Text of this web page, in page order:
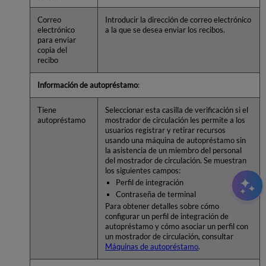
Correo
electrónico
para enviar
copia del
recibo
Introducir la dirección de correo electrónico
a la que se desea enviar los recibos.
Información de autopréstamo:
Tiene
autopréstamo
Seleccionar esta casilla de verificación si el
mostrador de circulación les permite a los
usuarios registrar y retirar recursos
usando una máquina de autopréstamo sin
la asistencia de un miembro del personal
del mostrador de circulación. Se muestran
los siguientes campos:
Perfil de integración
Contraseña de terminal
Para obtener detalles sobre cómo
configurar un perfil de integración de
autopréstamo y cómo asociar un perfil con
un mostrador de circulación, consultar
Máquinas de autopréstamo.